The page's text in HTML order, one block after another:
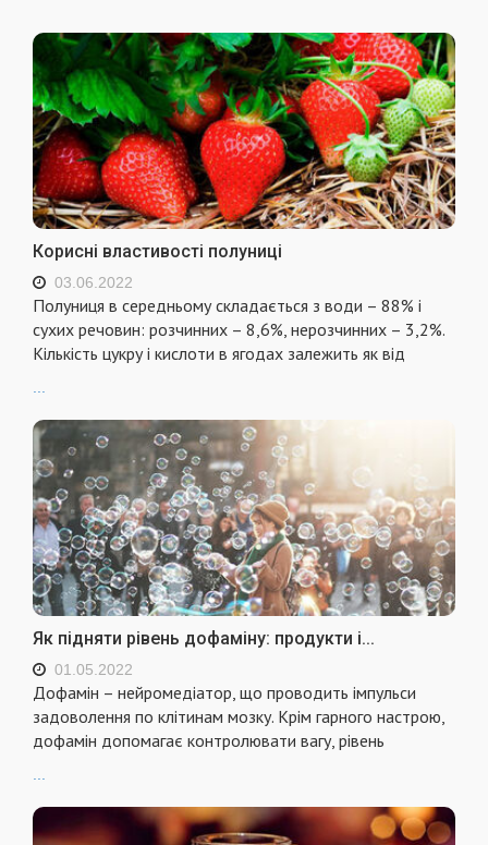
Корисні властивості полуниці
03.06.2022
Полуниця в середньому складається з води – 88% і
сухих речовин: розчинних – 8,6%, нерозчинних – 3,2%.
Кількість цукру і кислоти в ягодах залежить як від
Як підняти рівень дофаміну: продукти і...
01.05.2022
Дофамін – нейромедіатор, що проводить імпульси
задоволення по клітинам мозку. Крім гарного настрою,
дофамін допомагає контролювати вагу, рівень
...